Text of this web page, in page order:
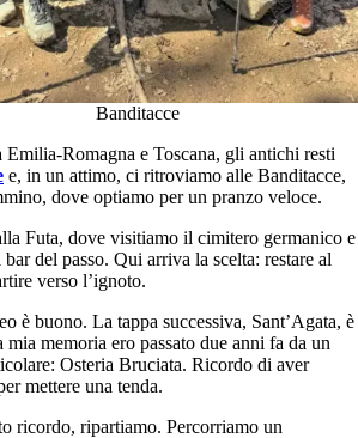
Banditacce
Romagna e Toscana, gli antichi resti
e, in un attimo, ci ritroviamo alle Banditacce,
dove optiamo per un pranzo veloce.
Futa, dove visitiamo il cimitero germanico e
del passo. Qui arriva la scelta: restare al
verso l’ignoto.
è buono. La tappa successiva, Sant’Agata, è
memoria ero passato due anni fa da un
Osteria Bruciata. Ricordo di aver
mettere una tenda.
ricordo, ripartiamo. Percorriamo un